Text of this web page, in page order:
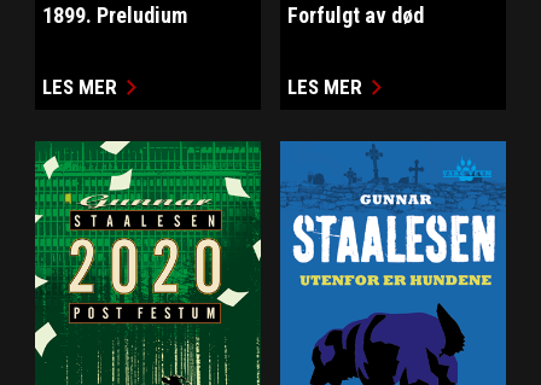
1899. Preludium
LES MER
Forfulgt av død
LES MER